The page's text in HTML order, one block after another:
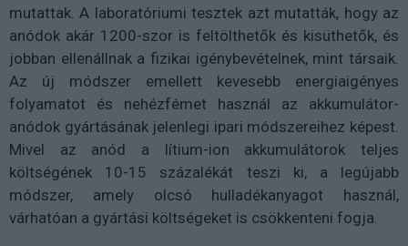
mutattak. A laboratóriumi tesztek azt mutatták, hogy az
anódok akár 1200-szor is feltölthetők és kisüthetők, és
jobban ellenállnak a fizikai igénybevételnek, mint társaik.
Az új módszer emellett kevesebb energiaigényes
folyamatot és nehézfémet használ az akkumulátor-
anódok gyártásának jelenlegi ipari módszereihez képest.
Mivel az anód a lítium-ion akkumulátorok teljes
költségének 10-15 százalékát teszi ki, a legújabb
módszer, amely olcsó hulladékanyagot használ,
várhatóan a gyártási költségeket is csökkenteni fogja.